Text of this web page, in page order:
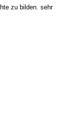
zu bilden. sehr